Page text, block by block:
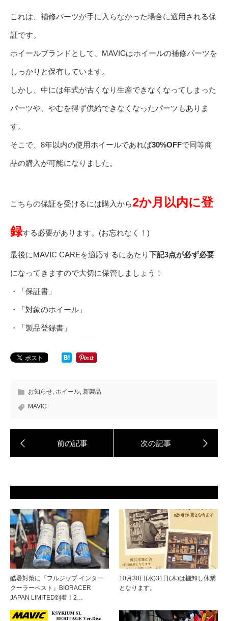
これは、補修パーツが手に入らなかった場合に適用される保
証です。
ホイールブランドとして、MAVICはホイールの補修パーツを
しっかりと保有しています。
しかし、中には年式が古くなり生産できなくなってしまった
パーツや、やむを得ず供給できなくなったパーツもありま
す。
そこで、8年以内の使用ホイールであれば30%OFFで同等商
品の購入が可能になりました。
こちらの保証を受けるには購入から2か月以内に登
録する必要があります。(お忘れなく！)
最後にMAVIC CAREを適応するにあたり下記3点が必ず必要
になってきますので大切に保管しましょう！
・「保証書」
・「対象のホイール」
・「製品登録書」
お知らせ, ホイール, 新製品
MAVIC
酷暑対策に『フルジップ インター
クーラーベスト』BIORACER
JAPAN LIMITED到着！2…
10月30日(水)31日(木)は棚卸し休業
となります。